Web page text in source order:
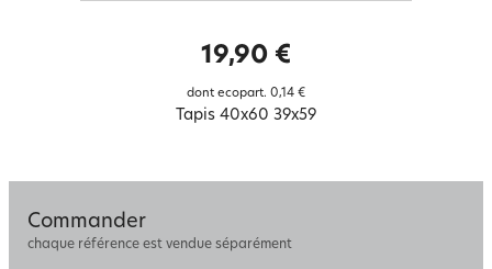
19,90 €
dont ecopart. 0,14 €
Tapis 40x60 39x59
Commander
chaque référence est vendue séparément